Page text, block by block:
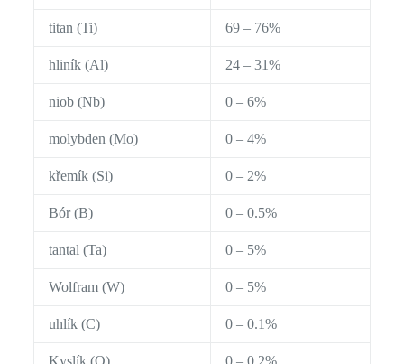
titan (Ti) 69 – 76%
hliník (Al) 24 – 31%
niob (Nb) 0 – 6%
molybden (Mo) 0 – 4%
křemík (Si) 0 – 2%
Bór (B) 0 – 0.5%
tantal (Ta) 0 – 5%
Wolfram (W) 0 – 5%
uhlík (C) 0 – 0.1%